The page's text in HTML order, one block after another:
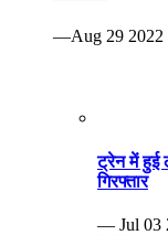
—Aug 29 2022
ट्रेन में हुई
गिरफ्तार
— Jul 03